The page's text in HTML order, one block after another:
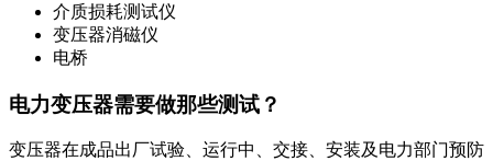
介质损耗测试仪
变压器消磁仪
电桥
电力变压器需要做那些测试？
变压器在成品出厂试验、运行中、交接、安装及电力部门预防